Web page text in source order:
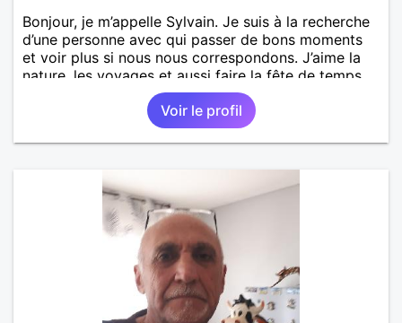
Bonjour, je m’appelle Sylvain. Je suis à la recherche
d’une personne avec qui passer de bons moments
et voir plus si nous nous correspondons. J’aime la
nature, les voyages et aussi faire la fête de temps
en temps ;-)Je suis papa d’un petit garçon de 7 ans
dont je m’occupe en garde alternée. J’aime à peu
près tous les styles de musique. (Oui je suis pas
trop fan de Jul). Je fais du sport pour garder la
pense en tout cas 😂)
Voir le profil